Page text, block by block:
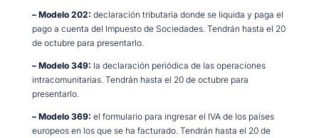
– Modelo 202: declaración tributaria donde se liquida y paga el
pago a cuenta del Impuesto de Sociedades. Tendrán hasta el 20
de octubre para presentarlo.
– Modelo 349: la declaración periódica de las operaciones
intracomunitarias. Tendrán hasta el 20 de octubre para
presentarlo.
– Modelo 369: el formulario para ingresar el IVA de los países
europeos en los que se ha facturado. Tendrán hasta el 20 de